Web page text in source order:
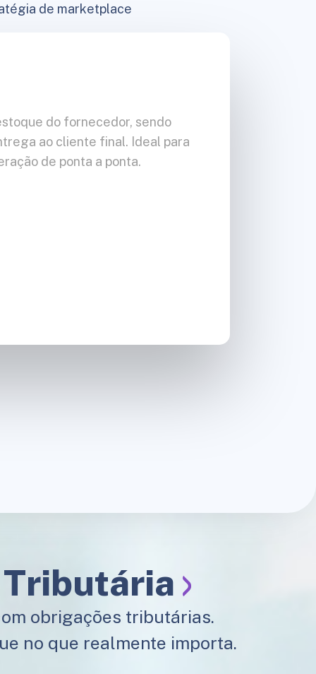
de marketplace
do fornecedor, sendo
ao cliente final. Ideal para
de ponta a ponta.
obrigações tributárias.
no que realmente importa.